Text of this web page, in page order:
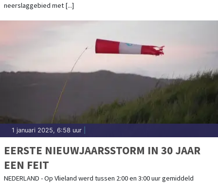
neerslaggebied met [...]
1 januari 2025, 6:58 uur
EERSTE NIEUWJAARSSTORM IN 30 JAAR
EEN FEIT
NEDERLAND - Op Vlieland werd tussen 2:00 en 3:00 uur gemiddeld